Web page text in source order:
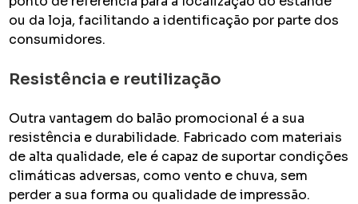
ou da loja, facilitando a identificação por parte dos
consumidores.
Resistência e reutilização
Outra vantagem do balão promocional é a sua
resistência e durabilidade. Fabricado com materiais
de alta qualidade, ele é capaz de suportar condições
climáticas adversas, como vento e chuva, sem
perder a sua forma ou qualidade de impressão.